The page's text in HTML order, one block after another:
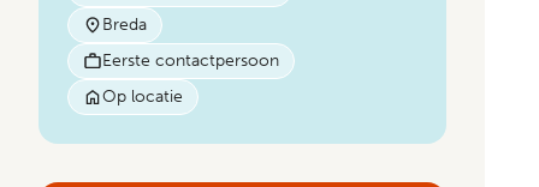
Breda
Eerste contactpersoon
Op locatie